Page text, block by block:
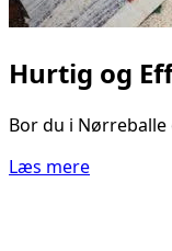
Hurtig og
Bor du i
Læs mere